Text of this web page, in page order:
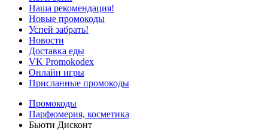
Наша рекомендация!
Новые промокоды
Успей забрать!
Новости
Доставка еды
VK Promokodex
Онлайн игры
Присланные промокоды
Промокоды
Парфюмерия, косметика
Бьюти Дисконт